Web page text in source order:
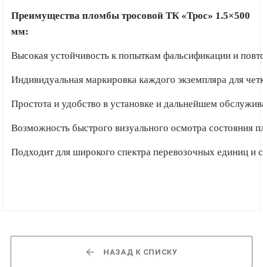
Преимущества пломбы тросовой ТК «Трос» 1.5×500
мм:
Высокая устойчивость к попыткам фальсификации и
Индивидуальная маркировка каждого экземпляра для
Простота и удобство в установке и дальнейшем
Возможность быстрого визуального осмотра состояния
Подходит для широкого спектра перевозочных единиц и
НАЗАД К СПИСКУ